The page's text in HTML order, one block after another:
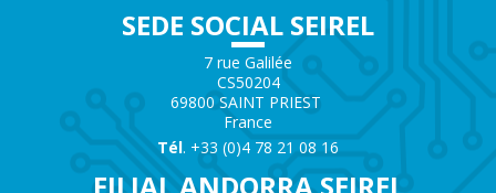
SEDE SOCIAL SEIREL
7 rue Galilée
CS50204
69800 SAINT PRIEST
France
Tél. +33 (0)4 78 21 08 16